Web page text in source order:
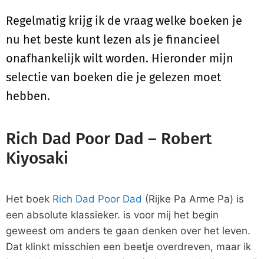
Regelmatig krijg ik de vraag welke boeken je
nu het beste kunt lezen als je financieel
onafhankelijk wilt worden. Hieronder mijn
selectie van boeken die je gelezen moet
hebben.
Rich Dad Poor Dad – Robert
Kiyosaki
Het boek Rich Dad Poor Dad (Rijke Pa Arme Pa) is
een absolute klassieker. is voor mij het begin
geweest om anders te gaan denken over het leven.
Dat klinkt misschien een beetje overdreven, maar ik